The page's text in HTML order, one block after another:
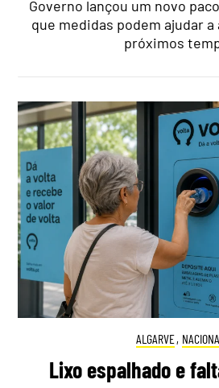
Governo lançou um novo
que medidas podem ajudar
próximos
ALGARVE,
Lixo espalhado e